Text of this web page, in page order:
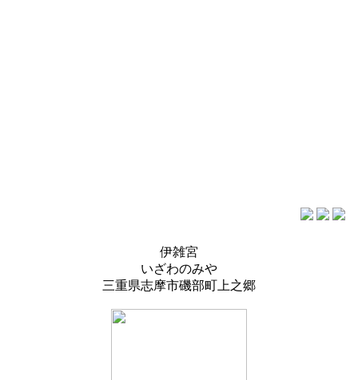
伊雑宮
いざわのみや
三重県志摩市磯部町上之郷